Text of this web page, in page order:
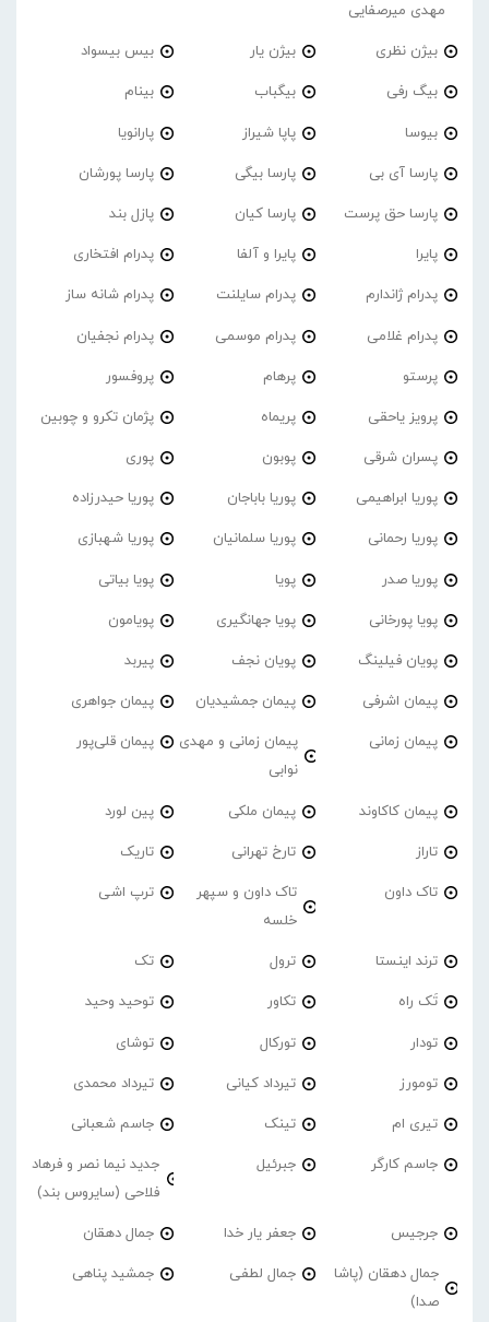
مهدی میرصفایی
بیژن نظری بیژن یار بیس بیسواد
بیگ رفی بیگباب بینام
بیوسا پاپا شیراز پارانویا
پارسا آی بی پارسا بیگی پارسا پورشان
پارسا حق پرست پارسا کیان پازل بند
پایرا پایرا و آلفا پدرام افتخاری
پدرام ژاندارم پدرام‌ سایلنت پدرام شانه ساز
پدرام غلامی پدرام موسمی پدرام نجفیان
پرستو پرهام پروفسور
پرویز یاحقی پریماه پژمان تکرو و چوبین
پسران شرقی پوبون پوری
پوریا ابراهیمی پوریا باباجان پوریا حیدرزاده
پوریا رحمانی پوریا سلمانیان پوریا شهبازی
پوریا صدر پویا پویا بیاتی
پویا پورخانی پویا جهانگیری پویامون
پویان فیلینگ پویان نجف پیربد
پیمان اشرفی پیمان جمشیدیان پیمان جواهری
پیمان زمانی
پیمان زمانی و مهدی
نوابی
پیمان قلی‌پور
پیمان کاکاوند پیمان ملکی پین لورد
تاراز تارخ تهرانی تاریک
تاک داون
تاک داون و سپهر
خلسه
ترپ اشی
ترند اینستا ترول تک
تَک راه تکاور توحید وحید
تودار تورکال توشای
تومورز تیرداد کیانی تیرداد محمدی
تیری ام تینک جاسم شعبانی
جاسم کارگر جبرئیل
جدید نیما نصر و فرهاد
فلاحی (سایروس بند)
جرجیس جعفر یار خدا جمال دهقان
جمال دهقان (پاشا
صدا)
جمال لطفی جمشید پناهی